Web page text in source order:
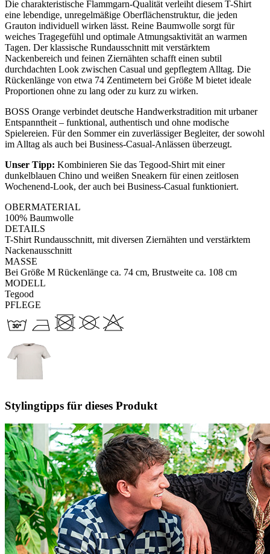
Die charakteristische Flammgarn-Qualität verleiht diesem T-Shirt
eine lebendige, unregelmäßige Oberflächenstruktur, die jeden
Grauton individuell wirken lässt. Reine Baumwolle sorgt für
weiches Tragegefühl und optimale Atmungsaktivität an warmen
Tagen. Der klassische Rundausschnitt mit verstärktem
Nackenbereich und feinen Ziernähten schafft einen subtil
durchdachten Look zwischen Casual und gepflegtem Alltag. Die
Rückenlänge von etwa 74 Zentimetern bei Größe M bietet ideale
Proportionen ohne zu lang oder zu kurz zu wirken.
BOSS Orange verbindet deutsche Handwerkstradition mit urbaner
Entspanntheit – funktional, authentisch und ohne modische
Spielereien. Für den Sommer ein zuverlässiger Begleiter, der sowohl
im Alltag als auch bei Business-Casual-Anlässen überzeugt.
Unser Tipp: Kombinieren Sie das Tegood-Shirt mit einer
dunkelblauen Chino und weißen Sneakern für einen zeitlosen
Wochenend-Look, der auch bei Business-Casual funktioniert.
OBERMATERIAL
100% Baumwolle
DETAILS
T-Shirt Rundausschnitt, mit diversen Ziernähten und verstärktem
Nackenausschnitt
MASSE
Bei Größe M Rückenlänge ca. 74 cm, Brustweite ca. 108 cm
MODELL
Tegood
PFLEGE
Stylingtipps für dieses Produkt